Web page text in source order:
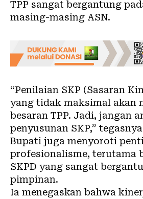
TPP sangat bergantung
masing-masing ASN.
“Penilaian SKP (Sasaran
yang tidak maksimal akan
besaran TPP. Jadi, jangan
penyusunan SKP,”
Bupati juga menyoroti
profesionalisme, terutama
SKPD yang sangat
pimpinan.
Ia menegaskan bahwa